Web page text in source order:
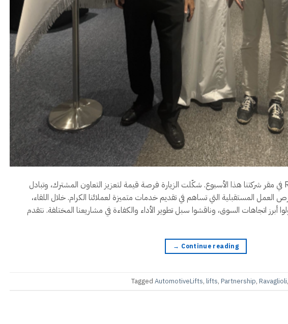
كان لنا شرف استقبال فريق Ravaglioli في مقر شركتنا هذا الأسبوع. شكّلت الزيارة فرصة قيمة لتعزيز التعاون المشترك، وتبادل
العمل المستقبلية التي تساهم في تقديم خدمات متميزة لعملائنا الكرام. خلال اللقاء،
اتجاهات السوق، وناقشوا سبل تطوير الأداء والكفاءة في مشاريعنا المختلفة. نتقدم
Continue reading
→
Tagged AutomotiveLifts, lifts, Partnership, Ravaglioli,